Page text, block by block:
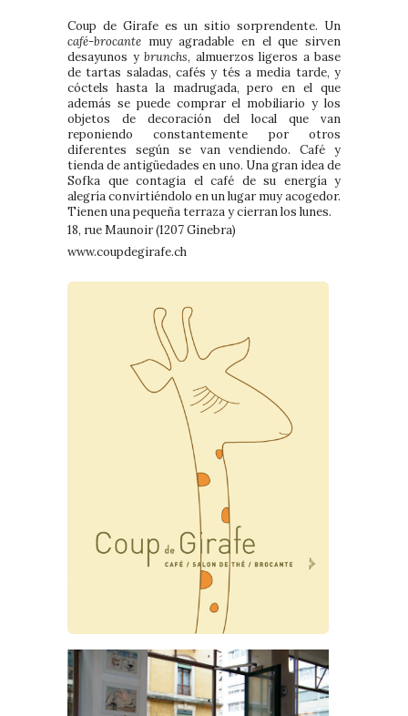
Coup de Girafe es un sitio sorprendente. Un
café-brocante muy agradable en el que sirven
desayunos y brunchs, almuerzos ligeros a base
de tartas saladas, cafés y tés a media tarde, y
cóctels hasta la madrugada, pero en el que
además se puede comprar el mobiliario y los
objetos de decoración del local que van
reponiendo constantemente por otros
diferentes según se van vendiendo. Café y
tienda de antigüedades en uno. Una gran idea de
Sofka que contagia el café de su energía y
alegría convirtiéndolo en un lugar muy acogedor.
Tienen una pequeña terraza y cierran los lunes.
18, rue Maunoir (1207 Ginebra)
www.coupdegirafe.ch